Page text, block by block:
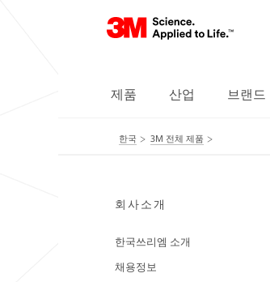
제품 산업 브랜드
한국 3M 전체 제품
회사소개
한국쓰리엠 소개
채용정보